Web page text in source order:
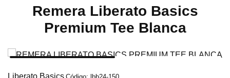
BLOG
Remera Liberato Basics
Premium Tee Blanca
Liberato Basics